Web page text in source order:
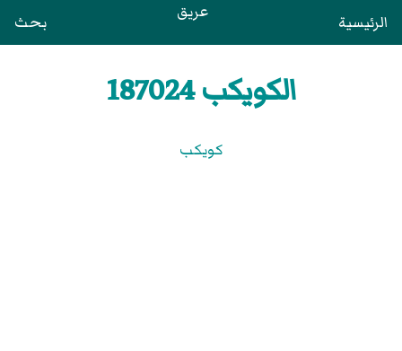
الرئيسية عريق بحث
الكويكب 187024
كويكب